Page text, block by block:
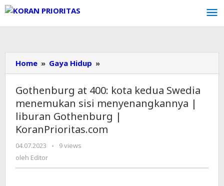
Lewati
konten
Home » Gaya Hidup »
at
400:
kota
kedua
Swedia
menemukan
Gothenburg at 400: kota kedua Swedia
menemukan sisi menyenangkannya |
liburan Gothenburg |
KoranPrioritas.com
04.07.2023
oleh
-
9 views
oleh Editor